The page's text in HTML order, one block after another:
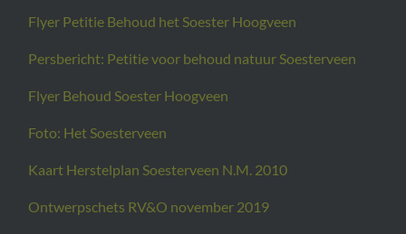
Flyer Petitie Behoud het Soester Hoogveen
Persbericht: Petitie voor behoud natuur Soesterveen
Flyer Behoud Soester Hoogveen
Foto: Het Soesterveen
Kaart Herstelplan Soesterveen N.M. 2010
Ontwerpschets RV&O november 2019